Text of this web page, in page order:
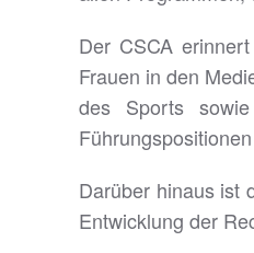
Der CSCA
Frauen in den
des Sports
Darüber hinaus ist
Entwicklung der